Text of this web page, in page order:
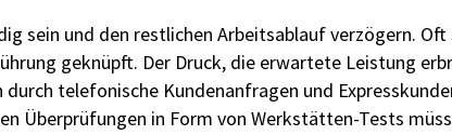
sein und den restlichen Arbeitsablauf verzögern.
geknüpft. Der Druck, die erwartete Leistung
telefonische Kundenanfragen und
Überprüfungen in Form von Werkstätten-Tests